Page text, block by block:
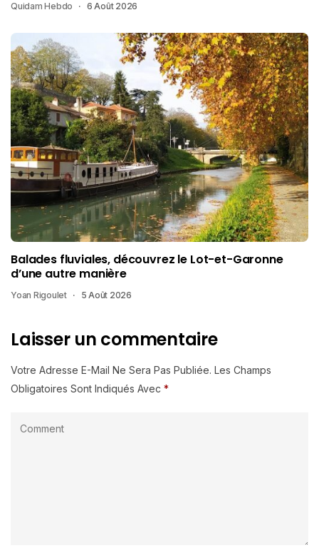
Quidam Hebdo 6 Août 2026
Balades fluviales, découvrez le Lot-et-Garonne
d’une autre manière
Yoan Rigoulet 5 Août 2026
Laisser un commentaire
Votre Adresse E-Mail Ne Sera Pas Publiée. Les Champs
Obligatoires Sont Indiqués Avec *